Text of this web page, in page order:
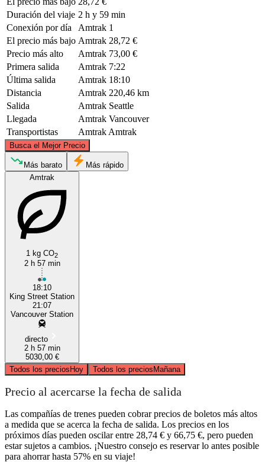
Duración del viaje 2 h y 59 min
Conexión por día
Amtrak 1
El precio más bajo Amtrak 28,72 €
Precio más alto
Amtrak 73,00 €
Primera salida
Amtrak 7:22
Última salida
Amtrak 18:10
Distancia
Amtrak 220,46 km
Salida
Amtrak Seattle
Llegada
Amtrak Vancouver
Transportistas
Amtrak Amtrak
Busca el Mejor Precio
©
Más barato
Más rápido
Amtrak
1 kg CO2
2 h 57 min
18:10
King Street Station
21:07
Vancouver Station
directo
2 h 57 min
5030,00 €
Todos los preciosHoy Todos los preciosMañana
Precio al acercarse la fecha de salida
Las compañías de trenes pueden cobrar precios de boletos más altos
a medida que se acerca la fecha de salida. Los precios en los
próximos días pueden oscilar entre 28,74 € y 66,75 €, pero pueden
estar sujetos a cambios. ¡Nuestro consejo es reservar lo antes posible
para ahorrar hasta 57% en su viaje!